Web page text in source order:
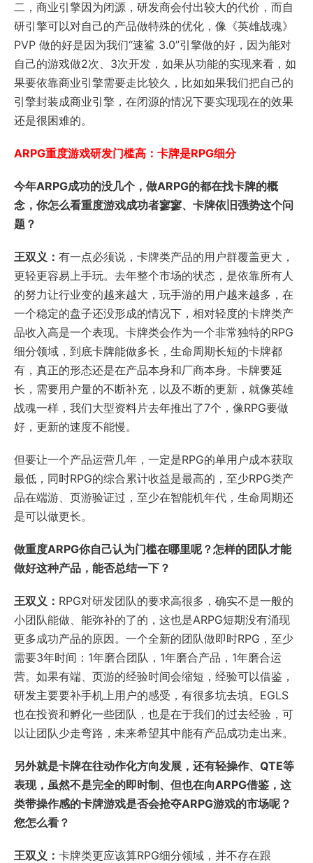
二，商业引擎因为闭源，研发商会付出较大的代价，而自
研引擎可以对自己的产品做特殊的优化，像《英雄战魂》
PVP 做的好是因为我们“速鲨 3.0”引擎做的好，因为能对
自己的游戏做2次、3次开发，如果从功能的实现来看，如
果要依靠商业引擎需要走比较久，比如如果我们把自己的
引擎封装成商业引擎，在闭源的情况下要实现现在的效果
还是很困难的。
ARPG重度游戏研发门槛高：卡牌是RPG细分
今年ARPG成功的没几个，做ARPG的都在找卡牌的概
念，你怎么看重度游戏成功者寥寥、卡牌依旧强势这个问
题？
王双义： 有一点必须说，卡牌类产品的用户群覆盖更大，
更轻更容易上手玩。去年整个市场的状态，是依靠所有人
的努力让行业变的越来越大，玩手游的用户越来越多，在
一个稳定的盘子还没形成的情况下，相对轻度的卡牌类产
品收入高是一个表现。卡牌类会作为一个非常独特的RPG
细分领域，到底卡牌能做多长，生命周期长短的卡牌都
有，真正的形态还是在产品本身和厂商本身。卡牌要延
长，需要用户量的不断补充，以及不断的更新，就像英雄
战魂一样，我们大型资料片去年推出了7个，像RPG要做
好，更新的速度不能慢。
但要让一个产品运营几年，一定是RPG的单用户成本获取
最低，同时RPG的综合累计收益是最高的，至少RPG类产
品在端游、页游验证过，至少在智能机年代，生命周期还
是可以做更长。
做重度ARPG你自己认为门槛在哪里呢？怎样的团队才能
做好这种产品，能否总结一下？
王双义： RPG对研发团队的要求高很多，确实不是一般的
小团队能做、能弥补的了的，这也是ARPG短期没有涌现
更多成功产品的原因。一个全新的团队做即时RPG，至少
需要3年时间：1年磨合团队，1年磨合产品，1年磨合运
营。如果有端、页游的经验时间会缩短，经验可以借鉴，
研发主要要补手机上用户的感受，有很多坑去填。EGLS
也在投资和孵化一些团队，也是在于我们的过去经验，可
以让团队少走弯路，未来希望其中能有产品成功走出来。
另外就是卡牌在往动作化方向发展，还有轻操作、QTE等
表现，虽然不是完全的即时制、但也在向ARPG借鉴，这
类带操作感的卡牌游戏是否会抢夺ARPG游戏的市场呢？
您怎么看？
王双义： 卡牌类更应该算RPG细分领域，并不存在跟